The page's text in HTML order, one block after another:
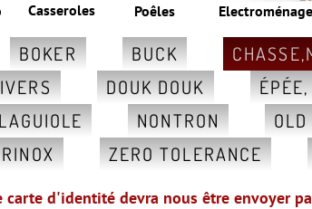
BOKER BUCK
DOUK DOUK
NONTRON
ZERO TOLERANCE
Poêles
Casseroles
carte d'identité devra nous être envoyer